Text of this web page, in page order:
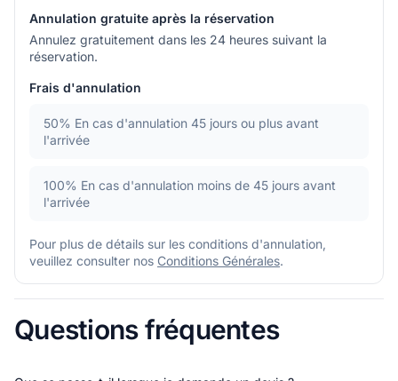
Annulation gratuite après la réservation
Annulez gratuitement dans les 24 heures suivant la
réservation.
Frais d'annulation
50% En cas d'annulation 45 jours ou plus avant
l'arrivée
100% En cas d'annulation moins de 45 jours avant
l'arrivée
Pour plus de détails sur les conditions d'annulation,
veuillez consulter nos Conditions Générales.
Questions fréquentes